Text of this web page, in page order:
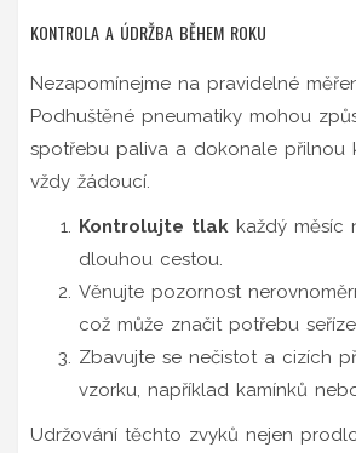
KONTROLA A ÚDRŽBA BĚHEM ROKU
Nezapomínejme na pravidelné
Podhuštěné pneumatiky mohou
spotřebu paliva a dokonale přilnou
vždy žádoucí.
Kontrolujte tlak každý měsíc
dlouhou cestou.
Věnujte pozornost
což může značit potřebu
Zbavujte se nečistot a cizích
vzorku, například kamínků
Udržování těchto zvyků nejen